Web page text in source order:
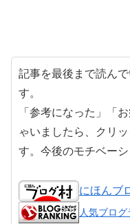
記事を最後まで読ん
す。
「参考になった」「
ゃいましたら、クリ
す。今後のモチベー
にほんブ
人気ブロ